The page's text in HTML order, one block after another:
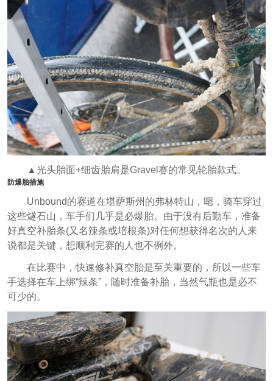
▲光头胎面+细齿胎肩是Gravel赛的常见轮胎款式。
防爆胎措施
Unbound的赛道在堪萨斯州的弗林特山，嗯，骑车穿过
这些燧石山，车手们几乎是必爆胎。由于没有后勤车，准备
好真空补胎条(又名辣条或培根条)对任何想获得名次的人来
说都是关键，想顺利完赛的人也不例外。
在比赛中，快速修补真空胎是至关重要的，所以一些车
手选择在车上绑“辣条”，随时准备补胎，当然气瓶也是必不
可少的。